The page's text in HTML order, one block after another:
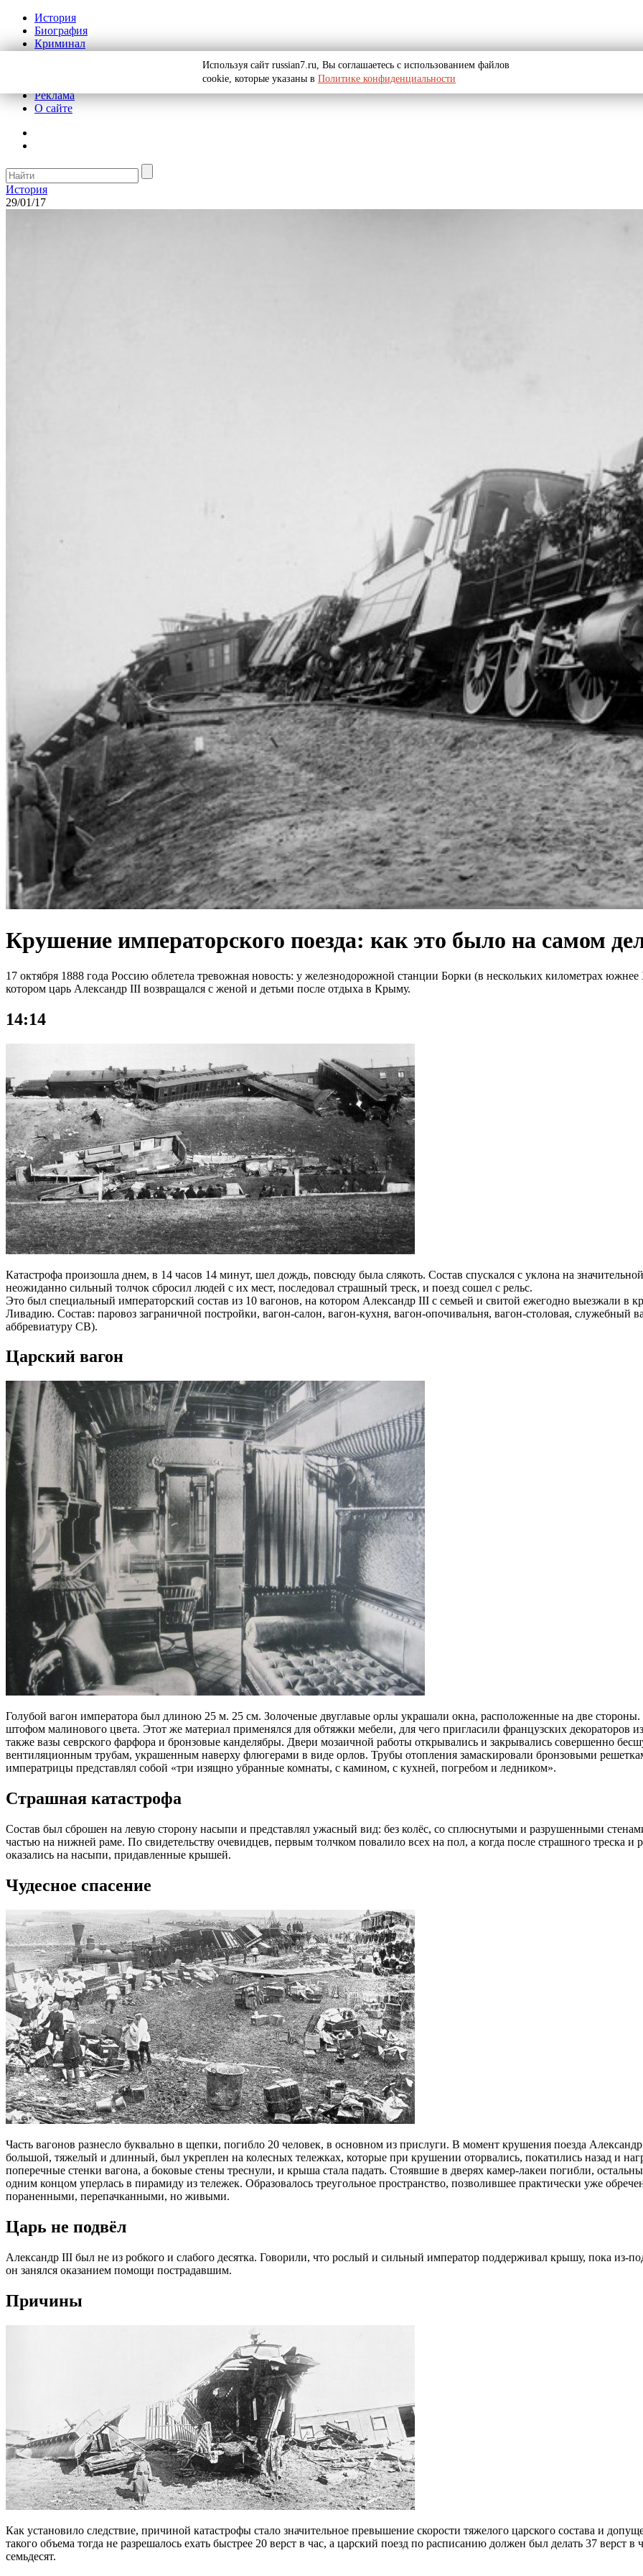
История
Биография
Криминал
Реклама
О сайте
История
29/01/17
Крушение императорского поезда: как это было на самом
17 октября 1888 года Россию облетела тревожная новость: у железнодорожной станции Борки (в нескольких километрах
котором царь Александр III возвращался с женой и детьми после отдыха в Крыму.
14:14
Катастрофа произошла днем, в 14 часов 14 минут, шел дождь, повсюду была слякоть. Состав спускался с уклона на
неожиданно сильный толчок сбросил людей с их мест, последовал страшный треск, и поезд сошел с рельс.
Это был специальный императорский состав из 10 вагонов, на котором Александр III с семьей и свитой ежегодно выезжали
Ливадию. Состав: паровоз заграничной постройки, вагон-салон, вагон-кухня, вагон-опочивальня, вагон-столовая, служебный
аббревиатуру СВ).
Царский вагон
Голубой вагон императора был длиною 25 м. 25 см. Золоченые двуглавые орлы украшали окна, расположенные на две
штофом малинового цвета. Этот же материал применялся для обтяжки мебели, для чего пригласили французских декораторов
также вазы севрского фарфора и бронзовые канделябры. Двери мозаичной работы открывались и закрывались совершенно
вентиляционным трубам, украшенным наверху флюгерами в виде орлов. Трубы отопления замаскировали бронзовыми
императрицы представлял собой «три изящно убранные комнаты, с камином, с кухней, погребом и ледником».
Страшная катастрофа
Состав был сброшен на левую сторону насыпи и представлял ужасный вид: без колёс, со сплюснутыми и разрушенными
частью на нижней раме. По свидетельству очевидцев, первым толчком повалило всех на пол, а когда после страшного треска и
оказались на насыпи, придавленные крышей.
Чудесное спасение
Часть вагонов разнесло буквально в щепки, погибло 20 человек, в основном из прислуги. В момент крушения поезда
большой, тяжелый и длинный, был укреплен на колесных тележках, которые при крушении оторвались, покатились назад и
поперечные стенки вагона, а боковые стены треснули, и крыша стала падать. Стоявшие в дверях камер-лакеи погибли,
одним концом уперлась в пирамиду из тележек. Образовалось треугольное пространство, позволившее практически уже
пораненными, перепачканными, но живыми.
Царь не подвёл
Александр III был не из робкого и слабого десятка. Говорили, что рослый и сильный император поддерживал крышу, пока из-
он занялся оказанием помощи пострадавшим.
Причины
Как установило следствие, причиной катастрофы стало значительное превышение скорости тяжелого царского состава и
такого объема тогда не разрешалось ехать быстрее 20 верст в час, а царский поезд по расписанию должен был делать 37 верст
семьдесят.
Используя сайт russian7.ru, Вы соглашаетесь с использованием файлов
cookie, которые указаны в Политике конфиденциальности